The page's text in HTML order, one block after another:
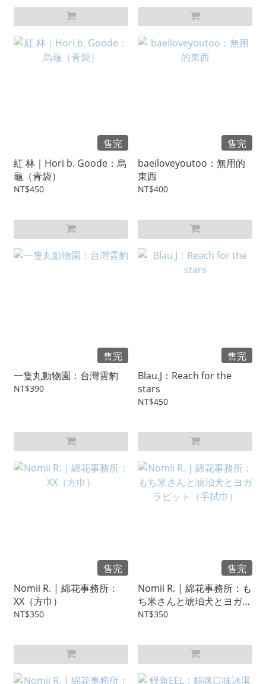
售完
紅 林｜Hori b. Goode：烏
龜（青袋）
NT$450
售完
baeiloveyoutoo：無用的
東西
NT$400
售完
一隻丸動物園：台灣雲豹
NT$390
售完
Blau.J：Reach for the
stars
NT$450
售完
Nomii R. | 綿花事務所：
XX（方巾）
NT$350
售完
Nomii R. | 綿花事務所：も
ち米さんと琥珀犬とヨガラ
ビット（手拭巾）
NT$350